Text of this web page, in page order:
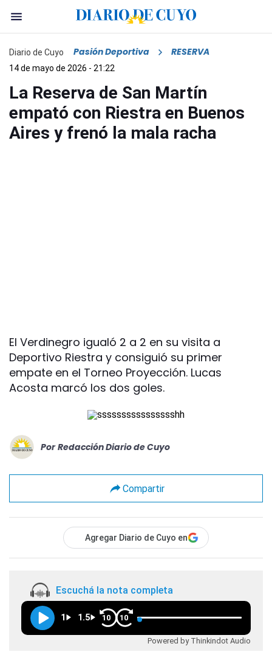
Diario de Cuyo Pasión Deportiva RESERVA
14 de mayo de 2026 - 21:22
La Reserva de San Martín
empató con Riestra en Buenos
Aires y frenó la mala racha
El Verdinegro igualó 2 a 2 en su visita a
Deportivo Riestra y consiguió su primer
empate en el Torneo Proyección. Lucas
Acosta marcó los dos goles.
Por Redacción Diario de Cuyo
Compartir
Agregar Diario de Cuyo en
Escuchá la nota completa
1 1.5 10 10
Powered by Thinkindot Audio